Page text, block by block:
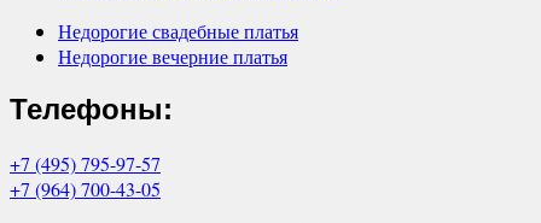
Недорогие свадебные платья
Недорогие вечерние платья
Телефоны:
+7 (495) 795-97-57
+7 (964) 700-43-05